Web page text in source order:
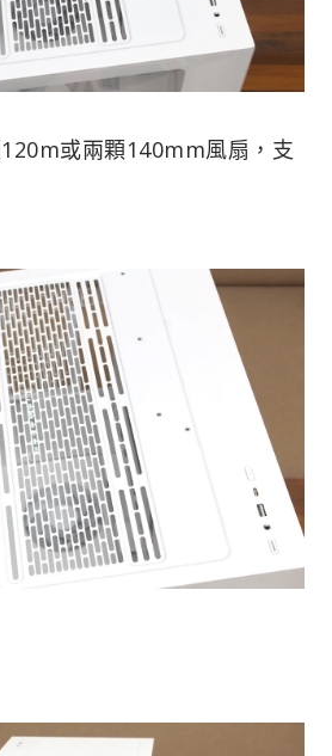
或兩顆140mm風扇，支